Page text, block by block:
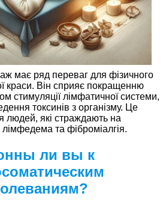
має ряд переваг для фізичного
краси. Він сприяє покращенню
стимуляції лімфатичної системи,
токсинів з організму. Це
людей, які страждають на
та фіброміалгія.
ли вы к